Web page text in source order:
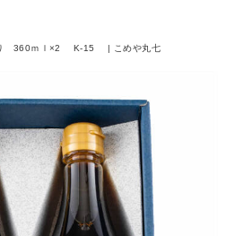
360ｍｌ×2 K-15 | こめや丸七